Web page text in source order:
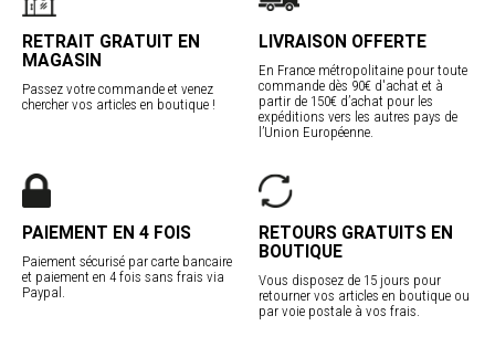
RETRAIT GRATUIT EN
MAGASIN
Passez votre commande et venez
chercher vos articles en boutique !
LIVRAISON OFFERTE
En France métropolitaine pour toute
commande dès 90€ d'achat et à
partir de 150€ d’achat pour les
expéditions vers les autres pays de
l’Union Européenne.
PAIEMENT EN 4 FOIS
Paiement sécurisé par carte bancaire
et paiement en 4 fois sans frais via
Paypal.
RETOURS GRATUITS EN
BOUTIQUE
Vous disposez de 15 jours pour
retourner vos articles en boutique ou
par voie postale à vos frais.